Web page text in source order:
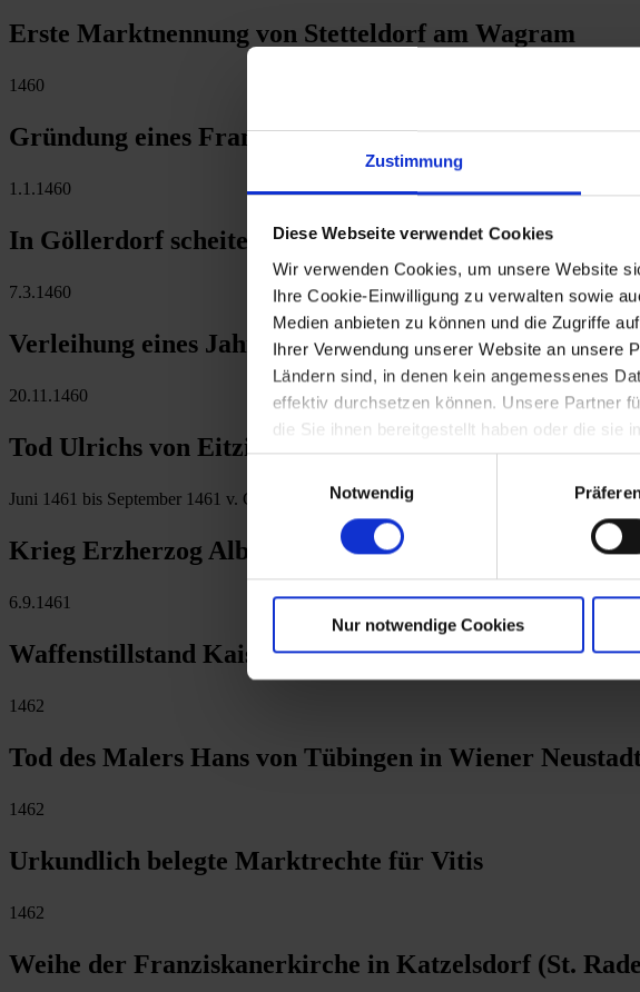
Zustimmung
Diese Webseite verwendet Cookies
Wir verwenden Cookies, um unsere Website
Ihre Cookie-Einwilligung zu verwalten sowie
Medien anbieten zu können und die Zugriffe
Ihrer Verwendung unserer Website an unsere
Ländern sind, in denen kein angemessenes
effektiv durchsetzen können. Unsere Partner
die Sie ihnen bereitgestellt haben oder die sie
Notwendig
Nur notwendige Cookies
Erste Marktnennung von Stetteldorf am Wagram
1460
Gründung eines Franziskanerklosters in Eggenburg
1.1.1460
In Göllerdorf scheitert das Adelsbündnis unter der
7.3.1460
Verleihung eines Jahrmarkts an Herzogenburg
20.11.1460
Tod Ulrichs von Eitzing in Schrattenthal
Juni 1461 bis September 1461 v. Chr.
Krieg Erzherzog Albrechts VI. gegen Kaiser
6.9.1461
Waffenstillstand Kaiser Friedrichs III. und Erzherzog
1462
Tod des Malers Hans von Tübingen in Wiener
1462
Urkundlich belegte Marktrechte für Vitis
1462
Weihe der Franziskanerkirche in Katzelsdorf (St.